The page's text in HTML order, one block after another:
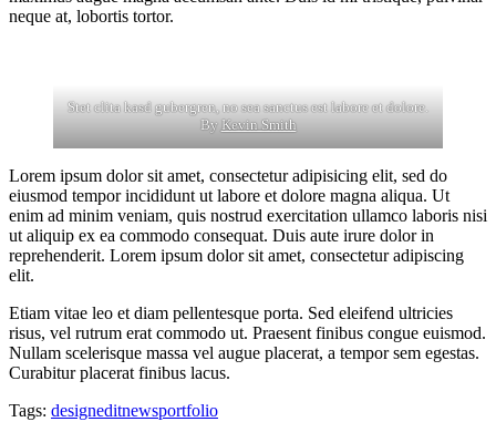
neque at, lobortis tortor.
Stet clita kasd gubergren, no sea sanctus est labore et dolore.
ByKevin Smith
Lorem ipsum dolor sit amet, consectetur adipisicing elit, sed do
eiusmod tempor incididunt ut labore et dolore magna aliqua. Ut
enim ad minim veniam, quis nostrud exercitation ullamco laboris nisi
ut aliquip ex ea commodo consequat. Duis aute irure dolor in
reprehenderit. Lorem ipsum dolor sit amet, consectetur adipiscing
elit.
Etiam vitae leo et diam pellentesque porta. Sed eleifend ultricies
risus, vel rutrum erat commodo ut. Praesent finibus congue euismod.
Nullam scelerisque massa vel augue placerat, a tempor sem egestas.
Curabitur placerat finibus lacus.
Tags: designeditnewsportfolio